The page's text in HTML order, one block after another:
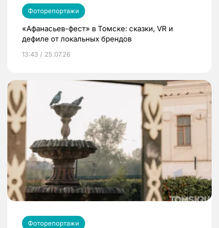
Фоторепортажи
«Афанасьев-фест» в Томске: сказки, VR и
дефиле от локальных брендов
13:43 / 25.07.26
Фоторепортажи